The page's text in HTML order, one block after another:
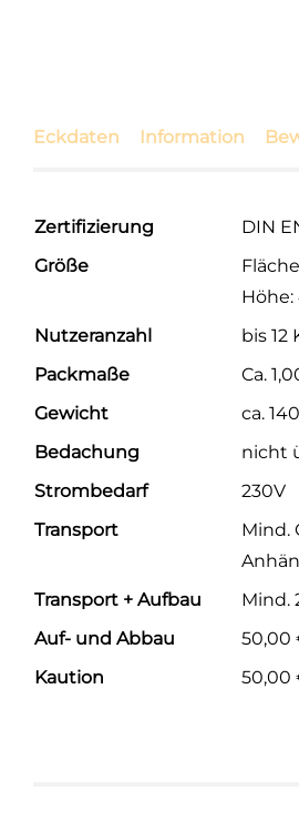
Eckdaten Information
Zertifizierung
DIN
Größe
Höhe:
Nutzeranzahl
bis
Packmaße
Ca.
Gewicht
ca.
Bedachung
nicht
Strombedarf
230V
Transport
Mind.
Transport + Aufbau
Mind.
Auf- und Abbau
50,00
Kaution
50,00